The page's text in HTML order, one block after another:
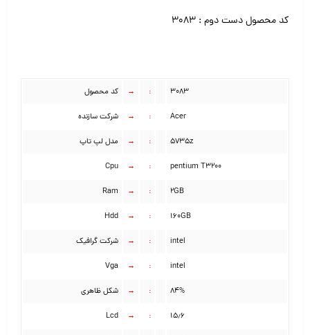
کد محصول دست دوم : ۳۰۸۳
۳۰۸۳ :
→ کد محصول
Acer
:
→ شرکت سازنده
۵۷۳۵z :
→ مدل لپ تاپ
pentium T3200
:
→
Cpu
۲GB :
→
Ram
۱۶۰GB :
→
Hdd
intel
:
→ شرکت گرافیک
intel
:
→
Vga
۸۴% :
→ شکل ظاهری
۱۵٫۶ :
→
Lcd